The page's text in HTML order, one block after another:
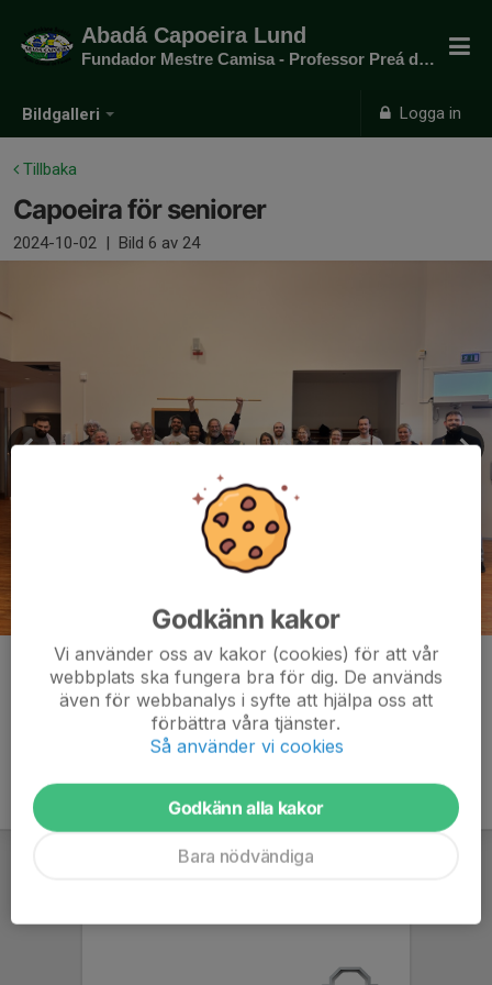
Bildgalleri Logga in
Abadá Capoeira Lund
Fundador Mestre Camisa - Professor Preá do mato
Tillbaka
Capoeira för seniorer
2024-10-02 | Bild 6 av 24
Kommentarer
Godkänn kakor
Vi använder oss av kakor (cookies) för att vår
webbplats ska fungera bra för dig. De används
även för webbanalys i syfte att hjälpa oss att
förbättra våra tjänster.
Så använder vi cookies
Godkänn alla kakor
Bara nödvändiga